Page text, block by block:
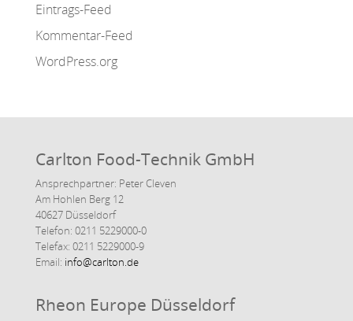
Eintrags-Feed
Kommentar-Feed
WordPress.org
Carlton Food-Technik GmbH
Ansprechpartner: Peter Cleven
Am Hohlen Berg 12
40627 Düsseldorf
Telefon: 0211 5229000-0
Telefax: 0211 5229000-9
Email: info@carlton.de
Rheon Europe Düsseldorf